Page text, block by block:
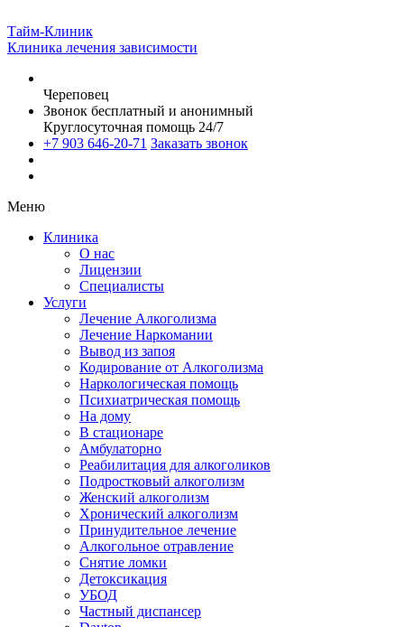
Тайм-Клиник
Клиника лечения зависимости
Череповец
Звонок бесплатный и анонимный
Круглосуточная помощь 24/7
+7 903 646-20-71 Заказать звонок
Меню
Клиника
О нас
Лицензии
Специалисты
Услуги
Лечение Алкоголизма
Лечение Наркомании
Вывод из запоя
Кодирование от Алкоголизма
Наркологическая помощь
Психиатрическая помощь
На дому
В стационаре
Амбулаторно
Реабилитация для алкоголиков
Подростковый алкоголизм
Женский алкоголизм
Хронический алкоголизм
Принудительное лечение
Алкогольное отравление
Снятие ломки
Детоксикация
УБОД
Частный диспансер